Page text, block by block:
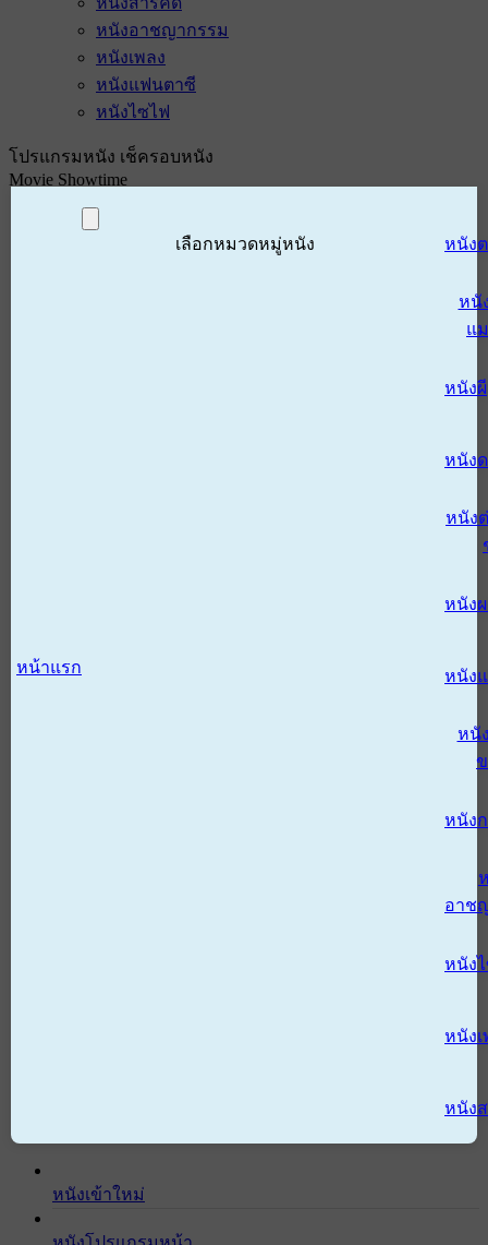
หนังอาชญากรรม
หนังเพลง
หนังแฟนตาซี
หนังไซไฟ
โปรแกรมหนัง เช็ครอบหนัง
Movie Showtime
หน้าแรก
เลือกหมวดหมู่หนัง หนัง
หนั
แ
หนังผี
หนัง
หนัง
หนัง
หนัง
หนั
หนัง
อาช
หนัง
หนังเ
หนัง
หนังเข้าใหม่